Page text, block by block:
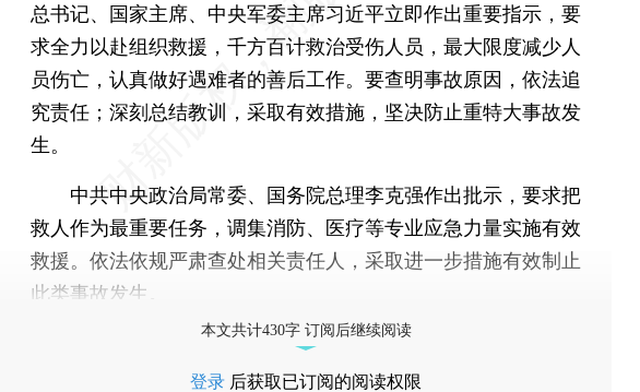
总书记、国家主席、中央军委主席习近平立即作出重要指示，要
求全力以赴组织救援，千方百计救治受伤人员，最大限度减少人
员伤亡，认真做好遇难者的善后工作。要查明事故原因，依法追
究责任；深刻总结教训，采取有效措施，坚决防止重特大事故发
生。
中共中央政治局常委、国务院总理李克强作出批示，要求把
救人作为最重要任务，调集消防、医疗等专业应急力量实施有效
救援。依法依规严肃查处相关责任人，采取进一步措施有效制止
此类事故发生。
本文共计430字 订阅后继续阅读
登录 后获取已订阅的阅读权限